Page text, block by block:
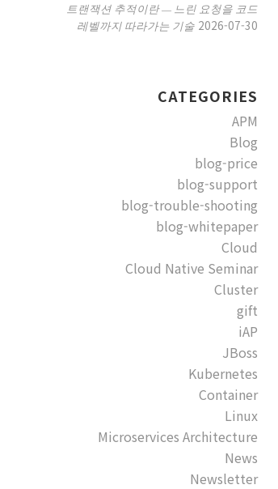
트랜잭션 추적이란 — 느린 요청을 코드
레벨까지 따라가는 기술 2026-07-30
CATEGORIES
APM
Blog
blog-price
blog-support
blog-trouble-shooting
blog-whitepaper
Cloud
Cloud Native Seminar
Cluster
gift
iAP
JBoss
Kubernetes
Container
Linux
Microservices Architecture
News
Newsletter